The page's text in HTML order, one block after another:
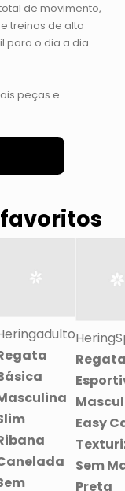
de movimento,
treinos de alta
para o dia a dia
peças e
Easy
Sem
Preta